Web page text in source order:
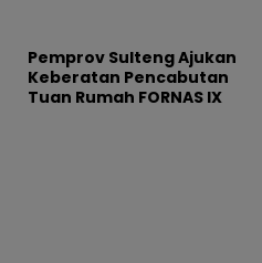
Pemprov Sulteng Ajukan
Keberatan Pencabutan
Tuan Rumah FORNAS IX